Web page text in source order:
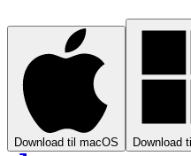
Download til macOS Download